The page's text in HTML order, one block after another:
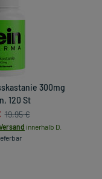
300mg
120 St
19,95 €
innerhalb D.